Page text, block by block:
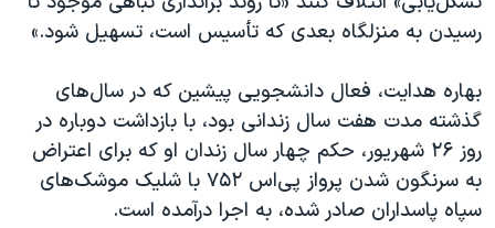
رسیدن به منزلگاه بعدی که تأسیس است، تسهیل شود.»
بهاره هدایت، فعال دانشجویی پیشین که در سال‌های
گذشته مدت هفت سال زندانی بود، با بازداشت دوباره در
روز ۲۶ شهریور، حکم چهار سال زندان او که برای اعتراض
به سرنگون شدن پرواز پی‌اس ۷۵۲ با شلیک موشک‌های
سپاه پاسداران صادر شده، به اجرا درآمده است.